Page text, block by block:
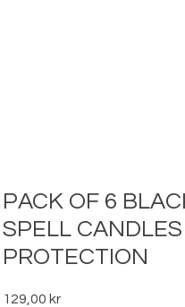
PACK OF 6
SPELL
PROTECTION
129,00 krPris